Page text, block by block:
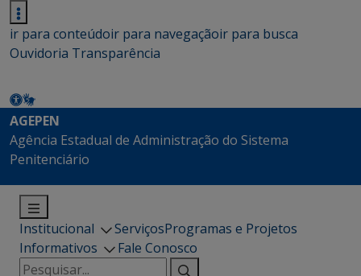
ir para conteúdoir para navegaçãoir para busca
Ouvidoria Transparência
AGEPEN
Agência Estadual de Administração do Sistema
Penitenciário
Institucional ServiçosProgramas e Projetos
Informativos
Fale Conosco
Pesquisar